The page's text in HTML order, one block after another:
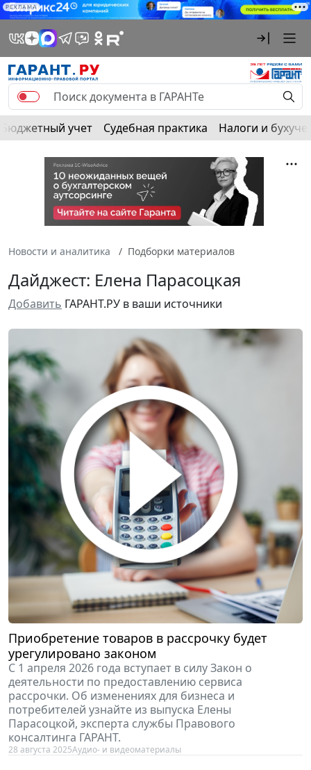
РЕКЛАМА
Бюджетный учет Судебная практика Налоги и
Новости и аналитика Подборки материалов
Дайджест: Елена Парасоцкая
Добавить ГАРАНТ.РУ в ваши источники
Приобретение товаров в рассрочку будет
урегулировано законом
С 1 апреля 2026 года вступает в силу Закон о
деятельности по предоставлению сервиса
рассрочки. Об изменениях для бизнеса и
потребителей узнайте из выпуска Елены
Парасоцкой, эксперта службы Правового
консалтинга ГАРАНТ.
28 августа 2025Аудио- и видеоматериалы